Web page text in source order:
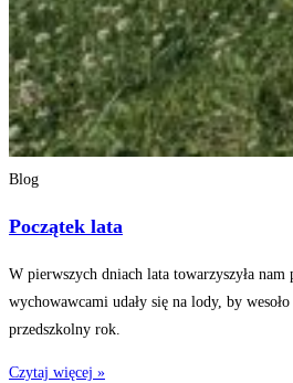
Blog
Początek lata
W pierwszych dniach lata towarzyszyła
wychowawcami udały się na lody, by
przedszkolny rok.
Czytaj więcej »